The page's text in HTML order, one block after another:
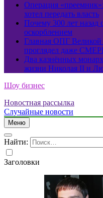
Операция
хотел передать власть
Почему 300 лет назад
оскорблением
Главная ОПГ Великой
проглядел даже
Два казнённых
жизни Николая II и
Шоу бизнес
Новостная рассылка
Случайные новости
Меню
Найти:
Заголовки